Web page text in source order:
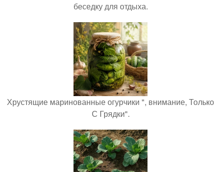
беседку для отдыха.
Хрустящие маринованные огурчики ", внимание, Только
С Грядки".